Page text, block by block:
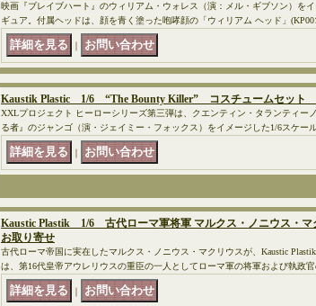
映画『ブレイブハート』のウィリアム・ウォレス（演：メル・ギブソン）を
ギュア。付属ヘッドは、顔を青く塗った咆哮顔の「ウィリアム ヘッド」
｜
Kaustik Plastic 1/6 “The Bounty Killer” コスチュームセッ
XXLプロジェクト ヒーローシリーズ第三弾は、クエンティン・タランティー
る者』のジャンゴ（演・ジェイミー・フォックス）をイメージした1/6スケー
｜
Kaustic Plastik 1/6 古代ローマ軍将軍 マルクス・ノニウス
お取り寄せ
古代ローマ帝国に実在したマルクス・ノニウス・マクリウスが、Kaustic
は、第16代皇帝アウレリウスの重臣の一人としてローマ軍の将軍および執政官
｜